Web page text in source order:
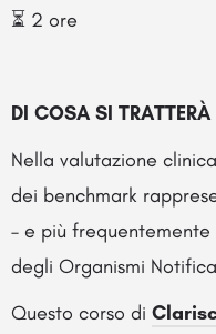
⏳ 2 ore
DI COSA SI TRATTERÀ
Nella valutazione
dei benchmark
– e più frequentemente
degli Organismi
Questo corso di